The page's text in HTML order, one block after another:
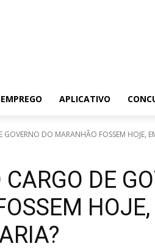
EMPREGO APLICATIVO
GOVERNO DO MARANHÃO FOSSEM HOJE,
DE
HOJE,